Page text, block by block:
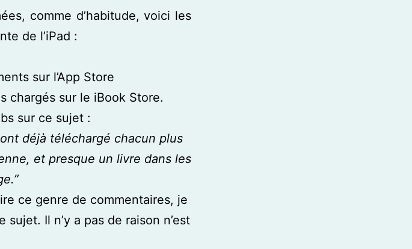
comme d’habitude, voici les
de l’iPad :
sur l’App Store
chargés sur le iBook Store.
sur ce sujet :
déjà téléchargé chacun plus
et presque un livre dans les
ce genre de commentaires, je
Il n’y a pas de raison n’est